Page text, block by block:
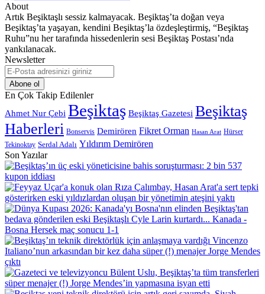
About
Artık Beşiktaşlı sessiz kalmayacak. Beşiktaş’ta doğan veya
Beşiktaş’ta yaşayan, kendini Beşiktaş’la özdeşleştirmiş, “Beşiktaş
Ruhu”nu her tarafında hissedenlerin sesi Beşiktaş Postası’nda
yankılanacak.
Newsletter
E-
Posta
adresinizi
giriniz
En Çok Takip Edilenler
Ahmet Nur Çebi Beşiktaş Beşiktaş Gazetesi Beşiktaş
Haberleri Bonservis Demirören Fikret Orman Hasan Arat Hürser
Tekinoktay Serdal Adalı Yıldırım Demirören
Son Yazılar